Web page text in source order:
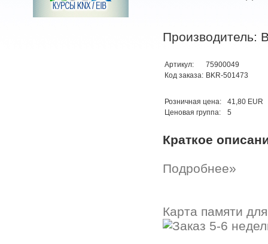
Производитель:
Артикул:
75900049
Код заказа: BKR-501473
Розничная цена:
41,80 EUR
Ценовая группа:
5
Краткое
Подробнее»
Карта памяти